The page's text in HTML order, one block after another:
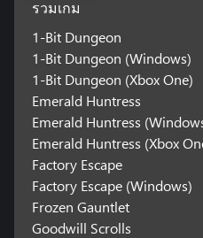
รวมเกม
1-Bit Dungeon
1-Bit Dungeon (Windows)
1-Bit Dungeon (Xbox One)
Emerald Huntress
Emerald Huntress
Emerald Huntress (Xbox
Factory Escape
Factory Escape (Windows)
Frozen Gauntlet
Goodwill Scrolls